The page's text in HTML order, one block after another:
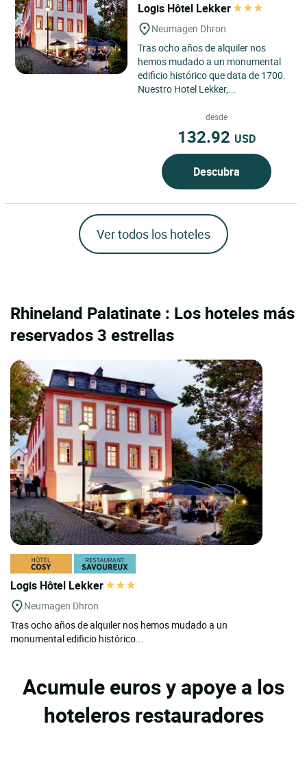
Logis Hôtel Lekker
Neumagen Dhron
Tras ocho años de alquiler nos
hemos mudado a un monumental
edificio histórico que data de 1700.
Nuestro Hotel Lekker,...
desde
132.92 USD
Descubra
Ver todos los hoteles
Rhineland Palatinate : Los hoteles más
reservados 3 estrellas
Logis Hôtel Lekker
Neumagen Dhron
Tras ocho años de alquiler nos hemos mudado a un
monumental edificio histórico...
Acumule euros y apoye a los
hoteleros restauradores